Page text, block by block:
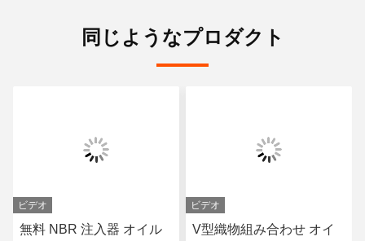
同じようなプロダクト
ビデオ
無料 NBR 注入器 オイル
ビデオ
V型織物組み合わせ オイ